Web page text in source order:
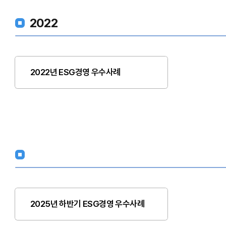
2022
2022년 ESG경영 우수사례
2025년 하반기 ESG경영 우수사례